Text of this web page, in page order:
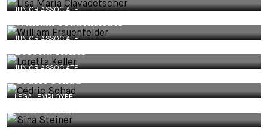
JUNIOR ASSOCIATE
William Frauenfelder
JUNIOR ASSOCIATE
Loretta Keller
JUNIOR ASSOCIATE
Cédric Schad
LEGAL EMPLOYEE
Sina Steiner